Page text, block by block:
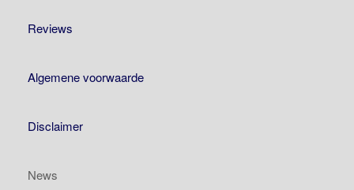
Reviews
Algemene voorwaarde
Disclaimer
News